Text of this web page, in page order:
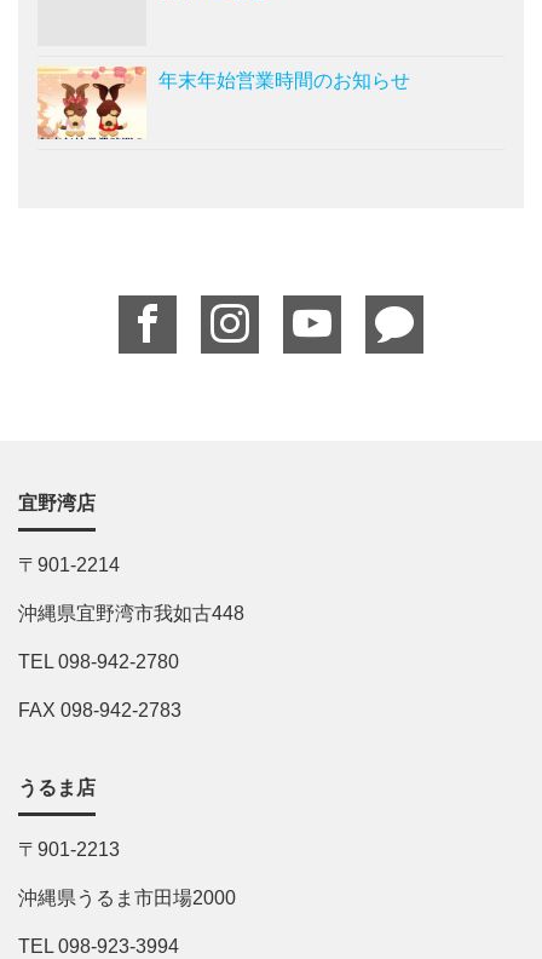
年末年始営業時間のお知らせ
宜野湾店
〒901-2214
沖縄県宜野湾市我如古448
TEL 098-942-2780
FAX 098-942-2783
うるま店
〒901-2213
沖縄県うるま市田場2000
TEL 098-923-3994